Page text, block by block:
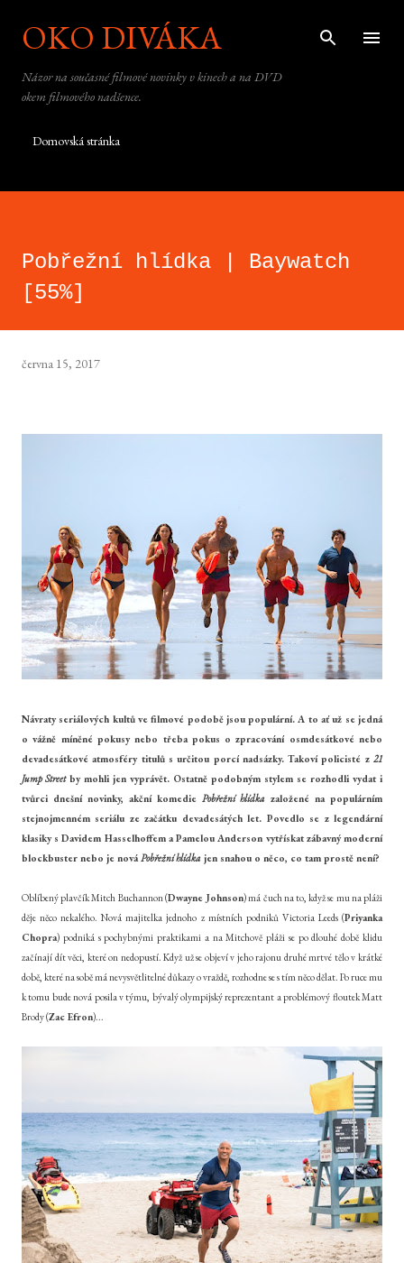
Přeskočit na hlavní obsah
OKO DIVÁKA
Názor na současné filmové novinky v kinech a na DVD
okem filmového nadšence.
Domovská stránka
Pobřežní hlídka | Baywatch
[55%]
června 15, 2017
Návraty seriálových kultů ve filmové podobě jsou populární. A to ať už se jedná
o vážně míněné pokusy nebo třeba pokus o zpracování osmdesátkové nebo
devadesátkové atmosféry titulů s určitou porcí nadsázky. Takoví policisté z 21
Jump Streetby mohli jen vyprávět. Ostatně podobným stylem se rozhodli vydat i
tvůrci dnešní novinky, akční komedie Pobřežní hlídka založené na populárním
stejnojmenném seriálu ze začátku devadesátých let. Povedlo se z legendární
klasiky s Davidem Hasselhoffem a Pamelou Anderson vytřískat zábavný moderní
blockbuster nebo je nováPobřežní hlídka jen snahou o něco, co tam prostě není?
Oblíbený plavčík Mitch Buchannon (Dwayne Johnson) má čuch na to, když se mu na pláži
děje něco nekalého. Nová majitelka jednoho z místních podniků Victoria Leeds (Priyanka
Chopra) podniká s pochybnými praktikami a na Mitchově pláži se po dlouhé době klidu
začínají dít věci, které on nedopustí. Když už se objeví v jeho rajonu druhé mrtvé tělo v krátké
době, které na sobě má nevysvětlitelné důkazy o vraždě, rozhodne se s tím něco dělat. Po ruce mu
k tomu bude nová posila v týmu, bývalý olympijský reprezentant a problémový floutek Matt
Brody (Zac Efron)...